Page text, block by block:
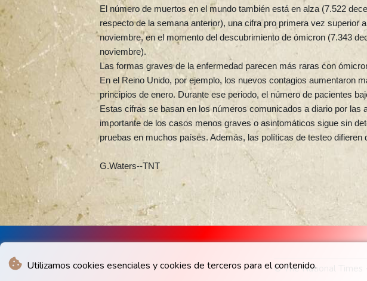
Utilizamos cookies esenciales y cookies de terceros para el contenido.
El número de muertos en el mundo también está en alza (7.522
respecto de la semana anterior), una cifra pro primera vez superior
noviembre, en el momento del descubrimiento de ómicron (7.343
noviembre).
Las formas graves de la enfermedad parecen más raras con
En el Reino Unido, por ejemplo, los nuevos contagios aumentaron
principios de enero. Durante ese periodo, el número de pacientes
Estas cifras se basan en los números comunicados a diario por las
importante de los casos menos graves o asintomáticos sigue sin
pruebas en muchos países. Además, las políticas de testeo difieren
G.Waters--TNT
© The National Times